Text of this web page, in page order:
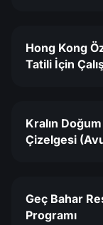
Hong Kong
Tatili İçin
Kralın
Çizelgesi
Geç Bahar
Programı